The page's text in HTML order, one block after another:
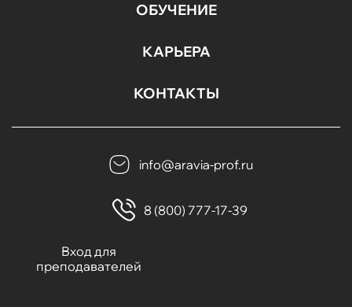
ОБУЧЕНИЕ
КАРЬЕРА
КОНТАКТЫ
info@aravia-prof.ru
8 (800) 777-17-39
Вход для
преподавателей